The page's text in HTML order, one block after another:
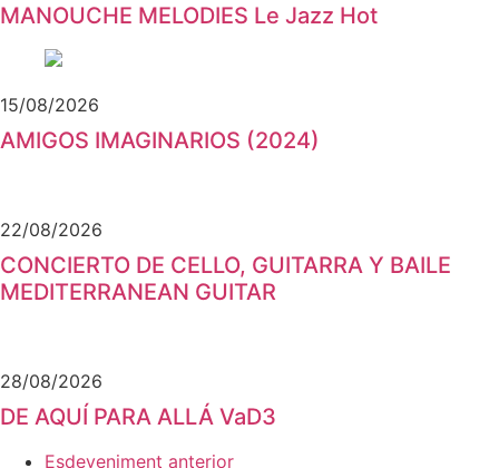
MANOUCHE MELODIES Le Jazz Hot
15/08/2026
AMIGOS IMAGINARIOS (2024)
22/08/2026
CONCIERTO DE CELLO, GUITARRA Y BAILE
MEDITERRANEAN GUITAR
28/08/2026
DE AQUÍ PARA ALLÁ VaD3
Esdeveniment anterior